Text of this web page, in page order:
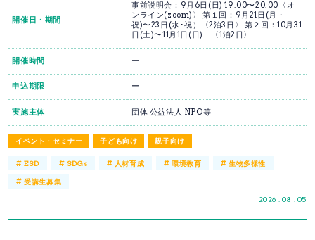
イベント・セミナー 子ども向け 親子向け
2026 . 08 . 05
開催日・期間
事前説明会：9月6日(日) 19:00〜20:00〈オ
ンライン(zoom)〉 第１回：9月21日(月・
祝)〜23日(水･祝）〈2泊3日〉 第２回：10月31
日(土)〜11月1日(日) 〈1泊2日〉
開催時間 ー
申込期限 ー
実施主体 団体 公益法人 NPO等
#ESD # SDGs # 人材育成 # 環境教育 #生物多様性
#受講生募集